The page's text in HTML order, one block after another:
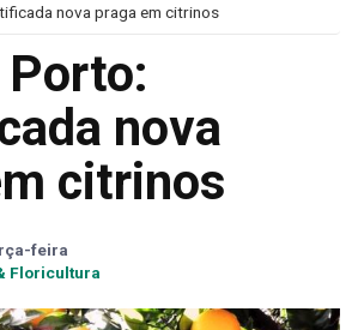
nova praga em citrinos
Porto:
nova
citrinos
feira
Floricultura